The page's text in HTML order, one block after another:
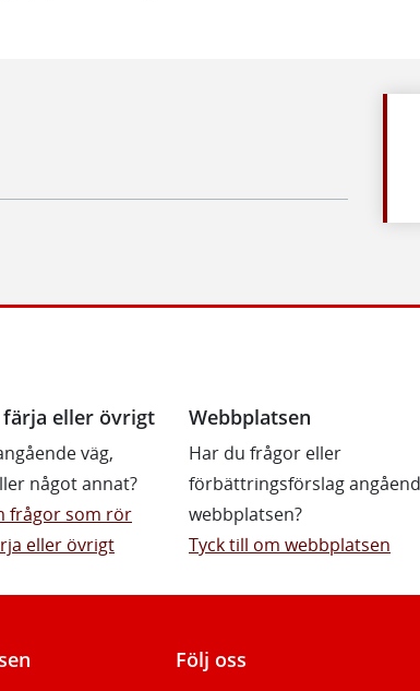
färja eller övrigt
väg,
något annat?
frågor som rör
eller övrigt
Webbplatsen
Har du frågor eller
förbättringsförslag
webbplatsen?
Tyck till om webbplatsen
Följ oss